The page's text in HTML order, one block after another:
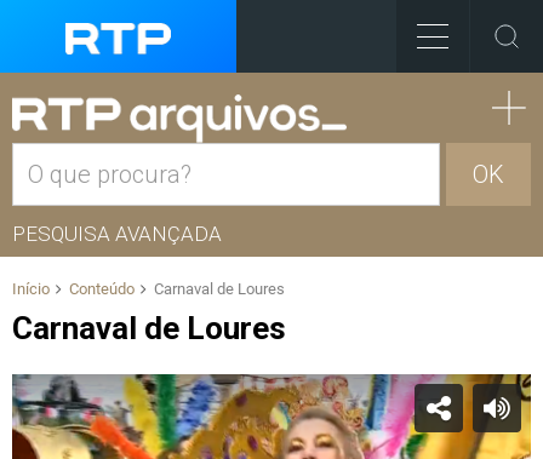
OK
PESQUISA AVANÇADA
Início Conteúdo Carnaval de Loures
Carnaval de Loures